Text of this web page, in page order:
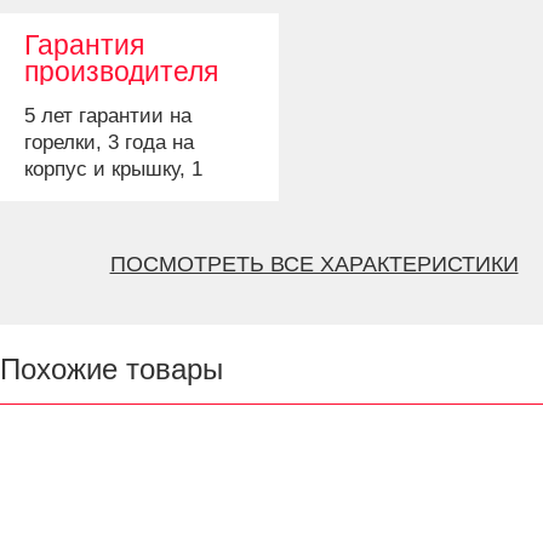
приготовить 12
гамбургеров.
Гарантия
производителя
5 лет гарантии на
горелки, 3 года на
корпус и крышку, 1
ПОСМОТРЕТЬ ВСЕ ХАРАКТЕРИСТИКИ
Похожие товары